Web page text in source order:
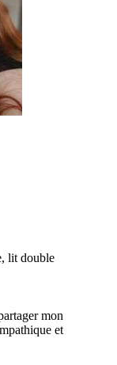
lit double
mon
et